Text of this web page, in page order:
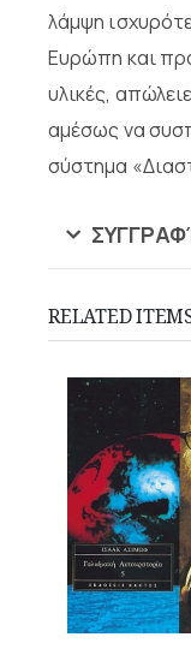
λάμψη
Ευρώπη και
υλικές,
αμέσως να
σύστημα
RELATED